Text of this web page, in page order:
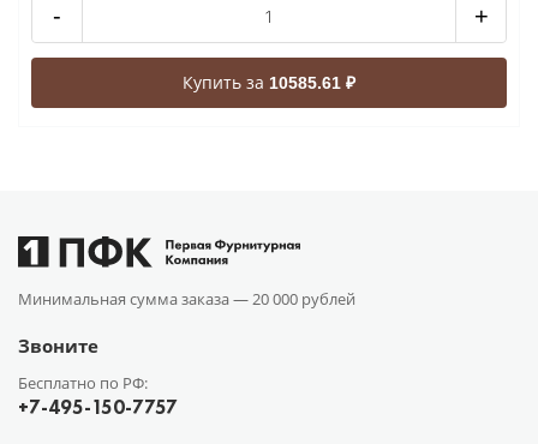
- +
Купить за 10585.61 ₽
Минимальная сумма заказа — 20 000 рублей
Звоните
Бесплатно по РФ:
+7-495-150-7757